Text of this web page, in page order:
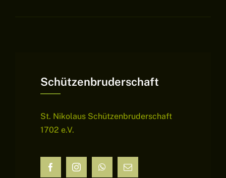
Schützenbruderschaft
St. Nikolaus Schützenbruderschaft
1702 e.V.